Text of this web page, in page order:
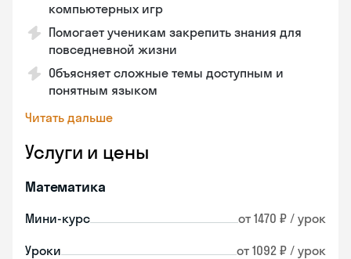
компьютерных игр
Помогает ученикам закрепить знания для
повседневной жизни
Объясняет сложные темы доступным и
понятным языком
Читать дальше
Услуги и цены
Математика
Мини-курс от 1470 ₽ / урок
Уроки от 1092 ₽ / урок